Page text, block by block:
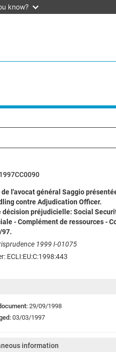
know?
l'avocat général Saggio
contre Adjudication Officer.
décision préjudicielle: Social
- Complément de ressources -
97.
1999 I-01075
ECLI:EU:C:1998:443
29/09/1998
03/03/1997
information